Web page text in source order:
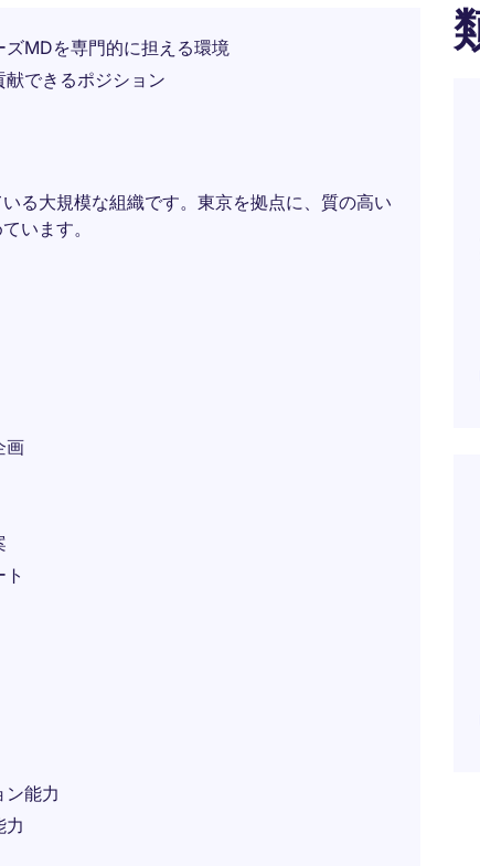
MDを専門的に担える環境
できるポジション
る大規模な組織です。東京を拠点に、質の高い
います。
画
ン能力
力